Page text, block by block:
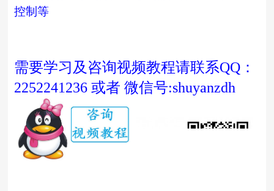
控制等
需要学习及咨询视频教程请联系QQ：
2252241236 或者 微信号:shuyanzdh